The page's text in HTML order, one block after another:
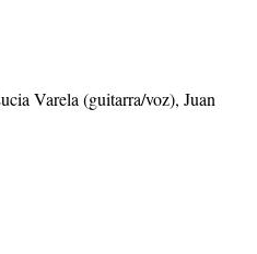
Varela (guitarra/voz), Juan